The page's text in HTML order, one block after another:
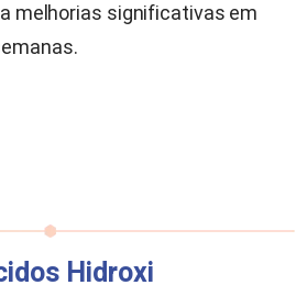
melhorias significativas em
Hidroxi